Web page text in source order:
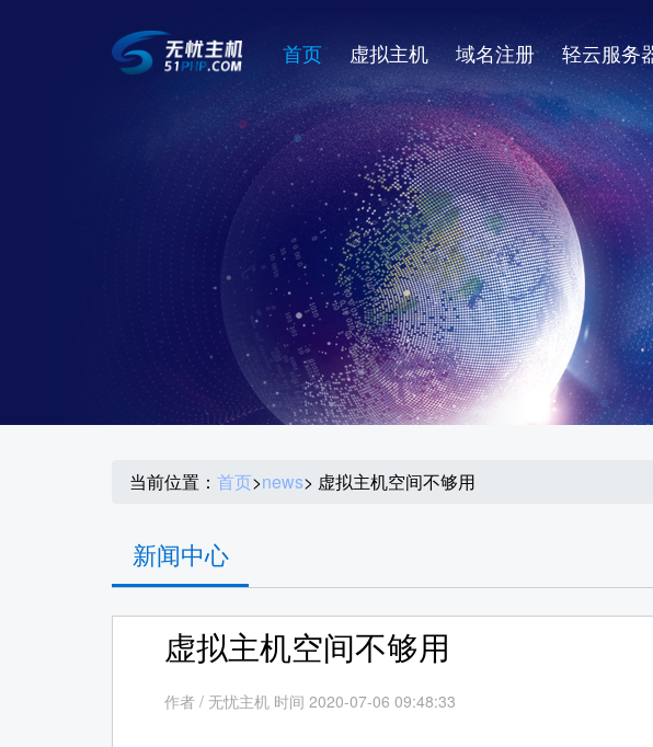
首页 虚拟主机 域名注册 轻云服务
当前位置： 首页>news> 虚拟主机空间不够用
新闻中心
虚拟主机空间不够用
作者 / 无忧主机 时间 2020-07-06 09:48:33